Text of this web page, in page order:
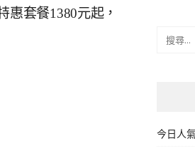
惠套餐1380元起，
今日人